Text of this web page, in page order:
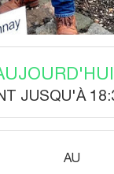
JUSQU'À
AU